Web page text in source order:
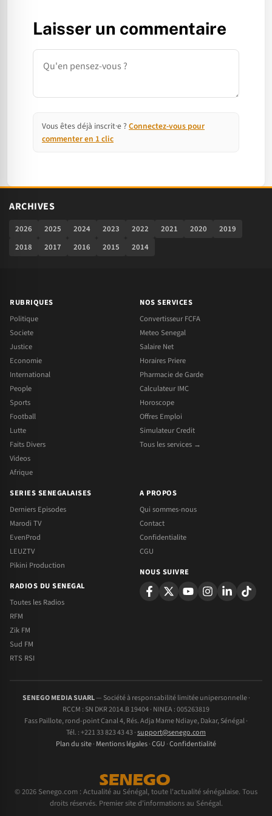
Laisser un commentaire
Commentaire
Vous êtes déjà inscrit·e ? Connectez-vous pour
commenter en 1 clic
ARCHIVES
2026 2025 2024 2023 2022 2021 2020
2019
2018
2017 2016 2015 2014
RUBRIQUES
Politique
Societe
Justice
Economie
International
People
Sports
Football
Lutte
Faits Divers
Videos
Afrique
NOS SERVICES
Convertisseur FCFA
Meteo Senegal
Salaire Net
Horaires Priere
Pharmacie de Garde
Calculateur IMC
Horoscope
Offres Emploi
Simulateur Credit
Tous les services →
SERIES SENEGALAISES
Derniers Episodes
Marodi TV
EvenProd
LEUZTV
Pikini Production
RADIOS DU SENEGAL
Toutes les Radios
RFM
Zik FM
Sud FM
RTS RSI
A PROPOS
Qui sommes-nous
Contact
Confidentialite
CGU
NOUS SUIVRE
SENEGO MEDIA SUARL— Société à responsabilité limitée unipersonnelle ·
RCCM : SN DKR 2014.B 19404 · NINEA : 005263819
Fass Paillote, rond-point Canal 4, Rés. Adja Mame Ndiaye, Dakar, Sénégal ·
Tél. : +221 33 823 43 43 ·support@senego.com
Plan du site· Mentions légales·CGU ·Confidentialité
© 2026 Senego.com : Actualité au Sénégal, toute l'actualité sénégalaise. Tous
droits réservés. Premier site d'informations au Sénégal.